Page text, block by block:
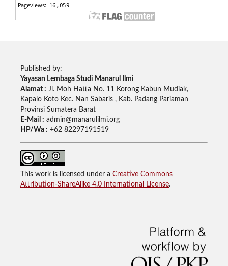
Published by:
Yayasan Lembaga Studi Manarul Ilmi
Alamat : Jl. Moh Hatta No. 11 Korong Kabun Mudiak,
Kapalo Koto Kec. Nan Sabaris , Kab. Padang Pariaman
Provinsi Sumatera Barat
E-Mail : admin@manarulilmi.org
HP/Wa : +62 82297191519
This work is licensed under a Creative Commons
Attribution-ShareAlike 4.0 International License.